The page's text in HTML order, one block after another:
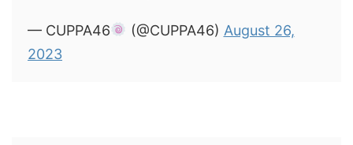
— CUPPA46 (@CUPPA46) August 26,
2023